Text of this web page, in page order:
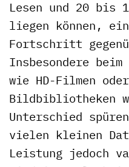
Lesen und 20 bis
liegen können,
Fortschritt
Insbesondere
wie HD-Filmen
Bildbibliotheken
Unterschied
vielen kleinen
Leistung jedoch